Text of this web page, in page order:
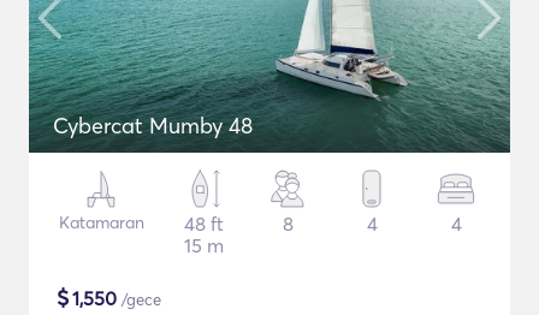
Cybercat Mumby 48
Katamaran
48 ft
15 m
8 4 4
$1,550 /gece